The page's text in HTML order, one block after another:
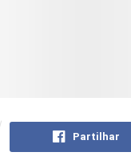
Partilhar